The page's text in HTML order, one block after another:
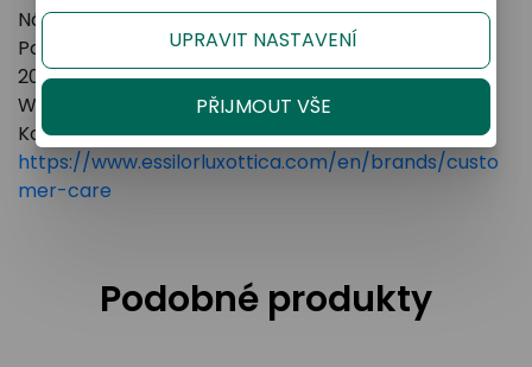
Název výrobce: LUXOTTICA GROUP
Poštovní adresa: Piazzale Luigi Cadorna 3 Milano,
20123 Italy
Webové stránky:
https://www.essilorluxottica.com
Kontakt:
https://www.essilorluxottica.com/en/brands/custo
mer-care
Podobné produkty
UPRAVIT NASTAVENÍ
PŘIJMOUT VŠE